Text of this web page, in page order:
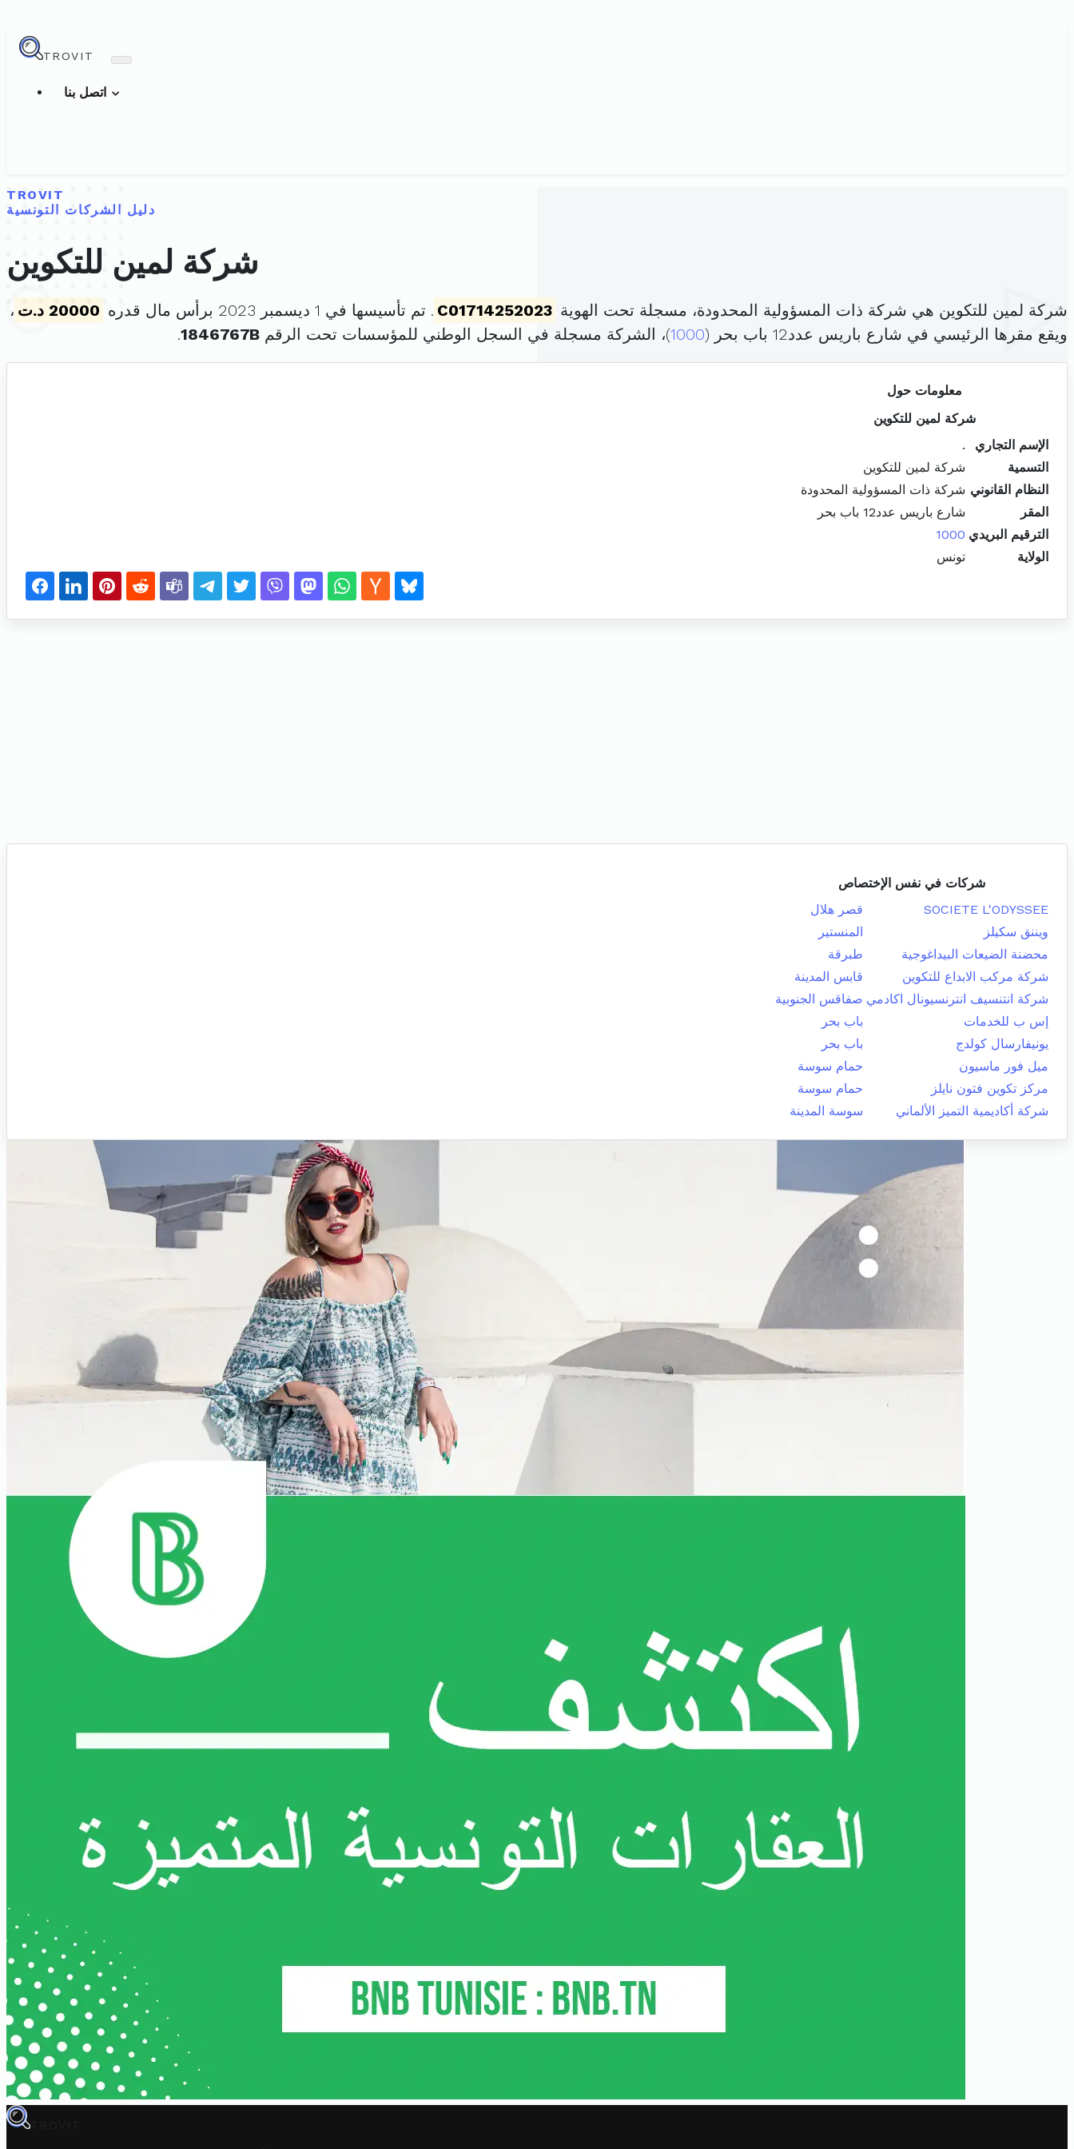
TROVIT
TROVIT
دليل الشركات التونسية
شركة لمين للتكوين
شركة لمين للتكوين هي شركة ذات المسؤولية المحدودة، مسجلة تحت الهوية C01714252023 . تم تأسيسها في 1 ديسمبر 2023 برأس مال قدره 20000 د.ت
،
ويقع مقرها الرئيسي في شارع باريس عدد12 باب بحر (
1000)، الشركة مسجلة في السجل الوطني للمؤسسات تحت الرقم 1846767B
.
معلومات حول
شركة لمين للتكوين
الإسم التجاري
.
التسمية
شركة لمين للتكوين
النظام القانوني شركة ذات المسؤولية المحدودة
المقر
شارع باريس عدد12 باب بحر
الترقيم البريدي 1000
الولاية
تونس
شركات في نفس الإختصاص
SOCIETE L'ODYSSEE
قصر هلال
ويننق سكيلز
المنستير
محضنة الضيعات البيداغوجية
طبرقة
شركة مركب الابداع للتكوين
قابس المدينة
شركة انتنسيف انترنسيونال اكادمي صفاقس الجنوبية
إس ب للخدمات
باب بحر
يونيفارسال كولدج
باب بحر
ميل فور ماسيون
حمام سوسة
مركز تكوين فتون نايلز
حمام سوسة
شركة أكاديمية التميز الألماني
سوسة المدينة
TROVIT